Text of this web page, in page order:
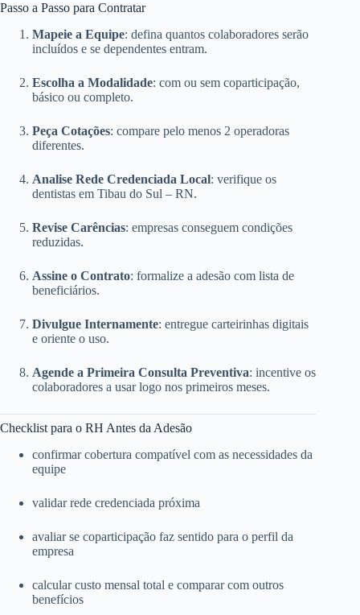
Passo a Passo para Contratar
Mapeie a Equipe: defina quantos colaboradores serão
incluídos e se dependentes entram.
Escolha a Modalidade: com ou sem coparticipação,
básico ou completo.
Peça Cotações: compare pelo menos 2 operadoras
diferentes.
Analise Rede Credenciada Local: verifique os
dentistas em Tibau do Sul – RN.
Revise Carências: empresas conseguem condições
reduzidas.
Assine o Contrato: formalize a adesão com lista de
beneficiários.
Divulgue Internamente: entregue carteirinhas digitais
e oriente o uso.
Agende a Primeira Consulta Preventiva: incentive os
colaboradores a usar logo nos primeiros meses.
Checklist para o RH Antes da Adesão
confirmar cobertura compatível com as necessidades da
equipe
validar rede credenciada próxima
avaliar se coparticipação faz sentido para o perfil da
empresa
calcular custo mensal total e comparar com outros
benefícios